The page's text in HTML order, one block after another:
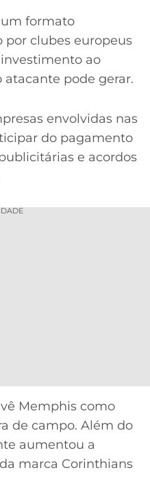
formato
clubes europeus
ao
pode gerar.
envolvidas nas
do pagamento
e acordos
Memphis como
de campo. Além do
aumentou a
marca Corinthians